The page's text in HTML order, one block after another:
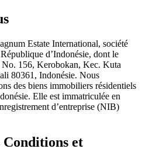
Estate International, société
d’Indonésie, dont le
No. 156, Kerobokan, Kec. Kuta
80361, Indonésie. Nous
des biens immobiliers résidentiels
Elle est immatriculée en
d’entreprise (NIB)
Conditions et